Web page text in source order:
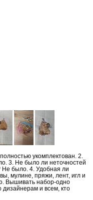
укомплектован. 2.
3. Не было ли неточностей
Не было. 4. Удобная ли
мулине, пряжи, лент, игл и
Вышивать набор-одно
и всем, кто